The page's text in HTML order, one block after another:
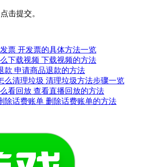
提交。
票 开发票的具体方法一览
下载视频 下载视频的方法
款 申请商品退款的方法
么清理垃圾 清理垃圾方法步骤一览
看回放 查看直播回放的方法
除话费账单 删除话费账单的方法